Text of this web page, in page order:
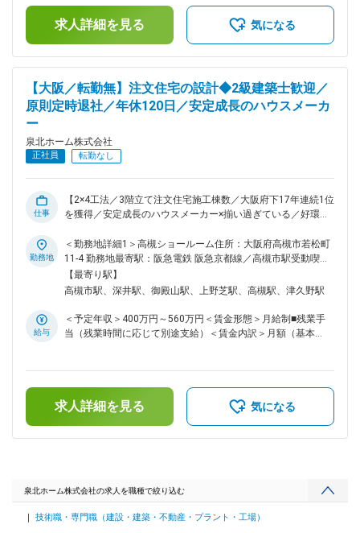
ートのもと、当社のルールと現場の流れを体感いただきながら
経験やスキルに合わせて取り組んでいただけます。 ・「経験
が浅い方」「2×4工法の経験のない方」も安心してチャレンジ
で、年間休日120日とライフワークバランスを重視しながら働
くことが可能です。 ■企業について： ・1976年の創業から、
私がもっとも大事にしていることは、「すべてにおいて逆目
線」です。自分が住むという目線、つまり「お客様の目線」に
ルームスタッフ、営業担当、設計士、インテリアコーディネー
ター、現場監督、大工、資金融資管理部といった各分野のプロ
が専任で付きます。 専任スタッフが付くことで、お客様のニ
ーズを直接聞くことができるため、社内から「お客様にもっと
喜んでもらいたい」「お客様の要望に応えたい」という声が上
がり、泉北ホームの標準装備がどんどん良い商品へと変更され
りです。今では、私たちが標準採用している一流メーカーが、
お客様のシェアを独占しようと、少しずつ標準品のレベルを上
げてくれるようになり、泉北ホームの標準装備は大手ハウスメ
金額であり、選考を通じて上下する可能性があります。月給
(月額)は固定手当を含めた表記です。
求人詳細を見る 気になる
【大阪／転勤無】注文住宅の設計◆2級建築士歓迎／
原則定時退社／年休120日／安定成長のハウスメーカ
ー
泉北ホーム株式会社
正社員 転勤なし
仕事
【2×4工法／3階立て注文住宅施工棟数／大阪府下17年連続1位
を獲得／安定成長のハウスメーカー×揃い過ぎている／好環境
内容： ・当社にて、お客様の理想とライフスタイルを形にす
る、注文住宅の設計をお任せします。各専門スタッフのサポー
トで、お客様と向き合うコア業務に集中いただける環境です。
・担当件数は月平均2.5棟 ■具体的には… （1）お打ち合わせ：
ーンも考えながら提案を行います （2）プランニング：内容が
固まればそれを形にする作業へ。図面作成は専門スタッフが担
は、各部門へ引き継ぎ。「この間取りにした理由」「お客様の
こだわり」など設計意図や背景まで共有します 【働きやすさ
をデザインできる環境】 ・残業は月平均10時間程度で、定時
退社が基本。担当が増える時期でも残業は月15時間以下で体
を大切にしながら、専門性を高められます。 ■魅力： ・「建
設業界は休みが取りにくい」そんな常識、当社にはありませ
ん。専門部門の協力で、年休120日、基本定時退社が可能で
勤務地
＜勤務地詳細1＞高槻ショールーム住所：大阪府高槻市若松町
11-4 勤務地最寄駅：阪急電鉄 阪急京都線／高槻市駅受動喫煙
対策：屋内全面禁煙＜勤務地詳細2＞本社メインショールーム
住所：大阪府堺市中区深井中町3211 勤務地最寄駅：南海電鉄
堂島ショールームLive住所：〒530-0047 大阪府大阪市北区西
天満２丁目６－８ 堂島ビルヂング１階勤務地最寄駅：Osaka
【最寄り駅】
高槻市駅、深井駅、御殿山駅、上野芝駅、高槻駅、津久野駅
給与
＜予定年収＞400万円～560万円＜賃金形態＞月給制■残業手
当（残業時間に応じて別途支給）＜賃金内訳＞月額（基本
であり、選考を通じて上下する可能性があります。月給(月額)
は固定手当を含めた表記です。
求人詳細を見る 気になる
泉北ホーム株式会社の求人を職種で絞り込む
技術職・専門職（建設・建築・不動産・プラント・工場）